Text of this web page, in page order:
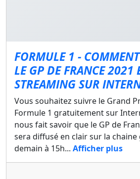
FORMULE 1 -
LE GP DE FRANCE 2021
STREAMING SUR
Vous souhaitez suivre le Grand
Formule 1 gratuitement sur
nous fait savoir que le GP de
sera diffusé en clair sur la chaine
demain à 15h... Afficher plus